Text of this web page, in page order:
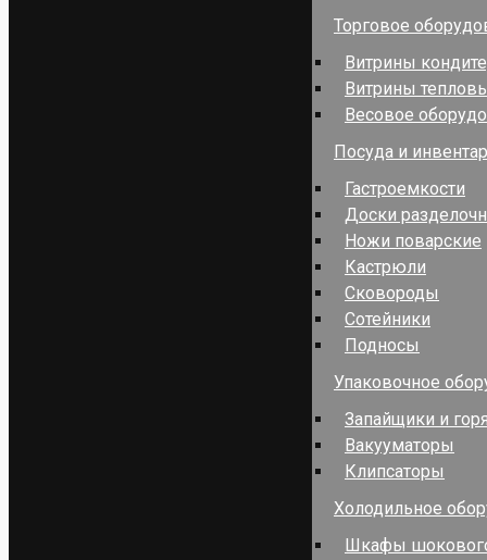
Торговое
Витрины
Витрины
Весовое
Посуда и
Гастроемкости
Доски
Ножи поварские
Кастрюли
Сковороды
Сотейники
Подносы
Упаковочное
Запайщики и
Вакууматоры
Клипсаторы
Холодильное
Шкафы